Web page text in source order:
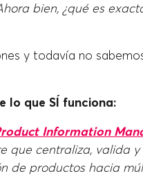
bien, ¿qué es
y todavía no
lo que SÍ funciona:
Information
que centraliza, valida
de productos hacia